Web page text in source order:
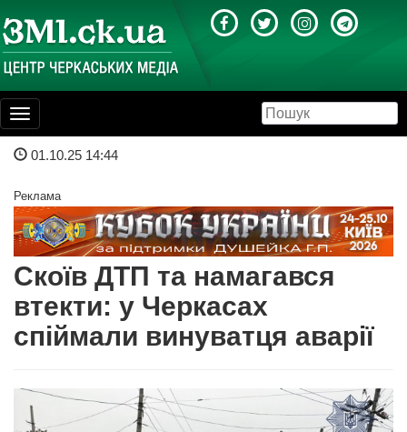
Toggle
navigation
01.10.25 14:44
Реклама
Скоїв ДТП та намагався
втекти: у Черкасах
спіймали винуватця аварії